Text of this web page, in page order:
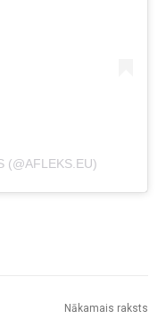
(@AFLEKS.EU)
Nākamais raksts